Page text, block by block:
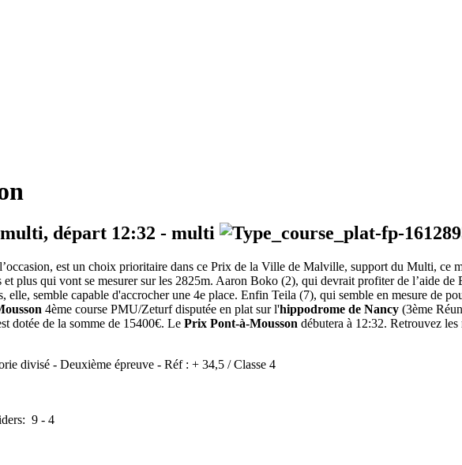
départ 12:32 - multi
est un choix prioritaire dans ce Prix de la Ville de Malville, support du Multi, ce
et plus qui vont se mesurer sur les 2825m. Aaron Boko (2), qui devrait profiter de l’aide
semble capable d'accrocher une 4e place. Enfin Teila (7), qui semble en mesure de
4ème course PMU/Zeturf disputée en plat sur l'hippodrome de Nancy (3ème
dotée de la somme de 15400€. Le Prix Pont-à-Mousson débutera à 12:32. Retrouvez
divisé - Deuxième épreuve - Réf : + 34,5 / Classe 4
9 - 4